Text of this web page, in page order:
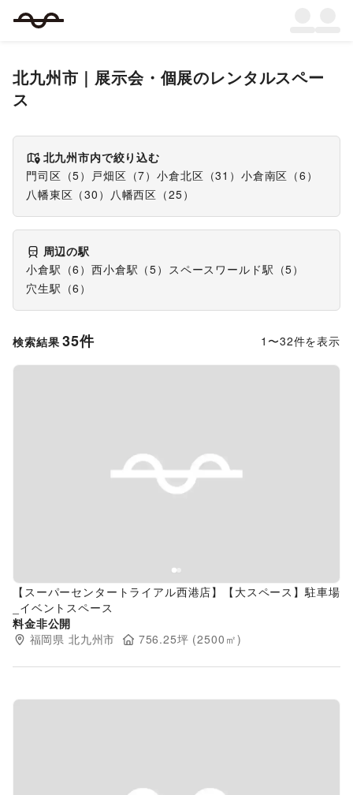
北九州市 ｜ 展示会・個展のレンタルスペー
ス
北九州市内で絞り込む
門司区 （5） 戸畑区 （7）小倉北区 （31 ） 小倉南区 （6 ）
八幡東区 （30 ） 八幡西区 （25）
周辺の駅
小倉駅 （6 ）西小倉駅 （5） スペースワールド駅 （5）
穴生駅 （6 ）
検索結果 35件 1 〜32件を表示
Previous slide
【スーパーセンタートライアル西港店】【大スペース】駐車場
_イベントスペース
料金非公開
福岡県 北九州市 756.25坪 (2500 ㎡)